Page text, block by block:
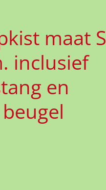
maat S
inclusief
en